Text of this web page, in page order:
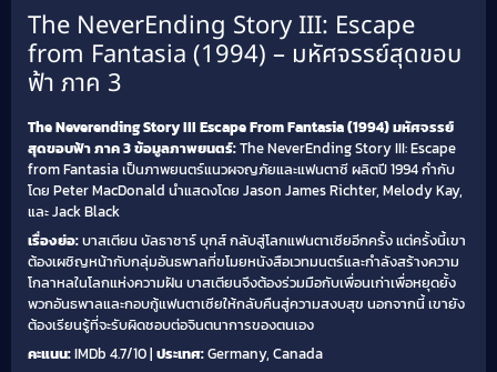
The NeverEnding Story III: Escape
from Fantasia (1994) – มหัศจรรย์สุดขอบ
ฟ้า ภาค 3
The Neverending Story III Escape From Fantasia (1994) มหัศจรรย์
สุดขอบฟ้า ภาค 3ข้อมูลภาพยนตร์:The NeverEnding Story III: Escape
from Fantasia เป็นภาพยนตร์แนวผจญภัยและแฟนตาซี ผลิตปี 1994 กำกับ
โดย Peter MacDonald นำแสดงโดย Jason James Richter, Melody Kay,
และ Jack Black
เรื่องย่อ:บาสเตียน บัลธาซาร์ บุกส์ กลับสู่โลกแฟนตาเซียอีกครั้ง แต่ครั้งนี้เขา
ต้องเผชิญหน้ากับกลุ่มอันธพาลที่ขโมยหนังสือเวทมนตร์และกำลังสร้างความ
โกลาหลในโลกแห่งความฝัน บาสเตียนจึงต้องร่วมมือกับเพื่อนเก่าเพื่อหยุดยั้ง
พวกอันธพาลและกอบกู้แฟนตาเซียให้กลับคืนสู่ความสงบสุข นอกจากนี้ เขายัง
ต้องเรียนรู้ที่จะรับผิดชอบต่อจินตนาการของตนเอง
คะแนน:IMDb 4.7/10 | ประเทศ:Germany, Canada